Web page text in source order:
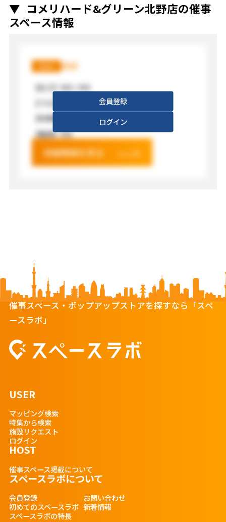
コメリハード&グリーン北野店の催事
スペース情報
XXX XXX
【広さ】
XXX / XXX
【フロア】
【利用料金】
【電源】XXX
詳細情報を見る
会員登録
ログイン
催事スペース・ポップアップストアを探すなら「スペ
ースラボ」
USER
マッピング検索
特集から検索
施設リクエスト
ログイン
HOST
催事スペース掲載について
スペースラボについて
会員登録
初めてのスペースラボ
スペースラボの特長
お問い合わせ
新着情報